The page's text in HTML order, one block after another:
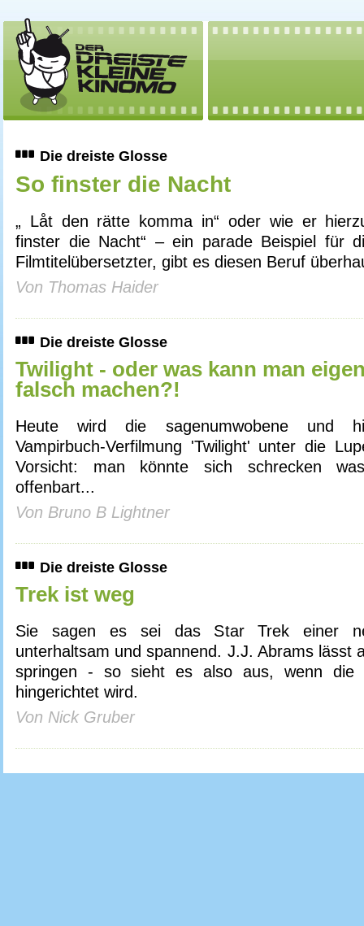
Die dreiste Glosse
So finster die Nacht
„ Låt den rätte komma in“ oder wie er
finster die Nacht“ – ein parade Beispiel für
Filmtitelübersetzter, gibt es diesen Beruf
Von Thomas Haider
Die dreiste Glosse
Twilight - oder was kann man
falsch machen?!
Heute wird die sagenumwobene und
Vampirbuch-Verfilmung 'Twilight' unter die
Vorsicht: man könnte sich schrecken
offenbart...
Von Bruno B Lightner
Die dreiste Glosse
Trek ist weg
Sie sagen es sei das Star Trek einer
unterhaltsam und spannend. J.J. Abrams lässt
springen - so sieht es also aus, wenn die
hingerichtet wird.
Von Nick Gruber